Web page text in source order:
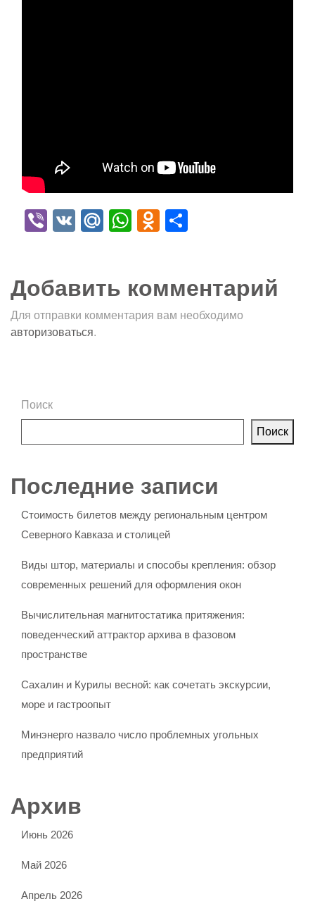
Viber
VK Mail.Ru
WhatsApp
Odnoklassniki
Добавить комментарий
Для отправки комментария вам необходимо
авторизоваться.
Поиск
Поиск
Последние записи
Стоимость билетов между региональным центром
Северного Кавказа и столицей
Виды штор, материалы и способы крепления: обзор
современных решений для оформления окон
Вычислительная магнитостатика притяжения:
поведенческий аттрактор архива в фазовом
пространстве
Сахалин и Курилы весной: как сочетать экскурсии,
море и гастроопыт
Минэнерго назвало число проблемных угольных
предприятий
Архив
Июнь 2026
Май 2026
Апрель 2026